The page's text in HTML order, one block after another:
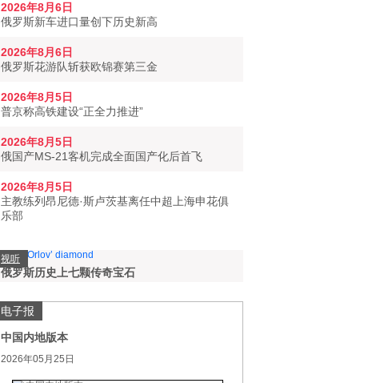
2026年8月6日
俄罗斯新车进口量创下历史新高
2026年8月6日
俄罗斯花游队斩获欧锦赛第三金
2026年8月5日
普京称高铁建设“正全力推进”
2026年8月5日
俄国产MS-21客机完成全面国产化后首飞
2026年8月5日
主教练列昂尼德·斯卢茨基离任中超上海申花俱
乐部
视听
俄罗斯历史上七颗传奇宝石
电子报
中国内地版本
2026年05月25日